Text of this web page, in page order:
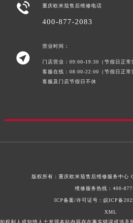
 重庆欧米茄售后维修电话
400-877-2083

营业时间：
门店营业：09:00-19:30（节假日正常
客服在线：08:00-22:00（节假日正常
客服及门店节假日不休
版权所有： 重庆欧米茄售后维修服务中心
维修服务热线： 400-
ICP备案/许可证号：皖ICP备
XML
如权利人或知情人士发现本站内容存在事实错误或涉及